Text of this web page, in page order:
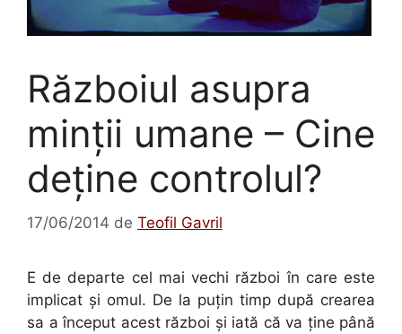
Războiul asupra
minţii umane – Cine
deține controlul?
17/06/2014 de Teofil Gavril
E de departe cel mai vechi război în care este
implicat şi omul. De la puţin timp după crearea
sa a început acest război şi iată că va ţine până